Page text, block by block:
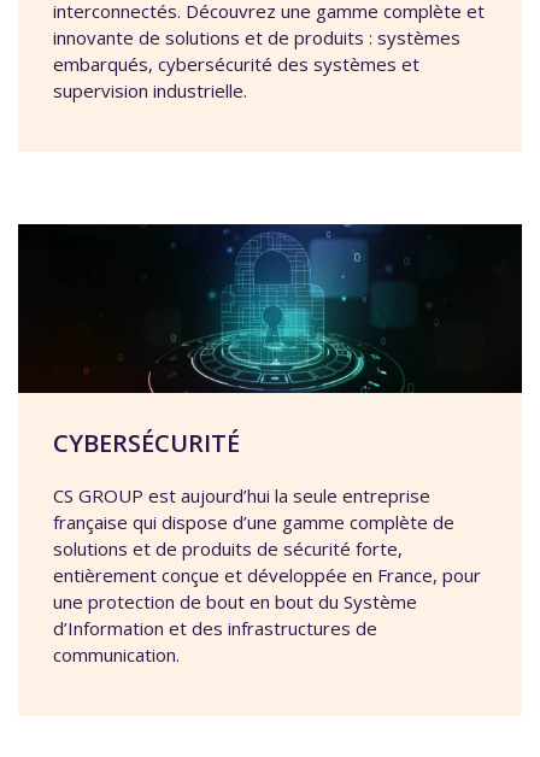
interconnectés. Découvrez une gamme complète et
innovante de solutions et de produits : systèmes
embarqués, cybersécurité des systèmes et
supervision industrielle.
CYBERSÉCURITÉ
CS GROUP est aujourd’hui la seule entreprise
française qui dispose d’une gamme complète de
solutions et de produits de sécurité forte,
entièrement conçue et développée en France, pour
une protection de bout en bout du Système
d’Information et des infrastructures de
communication.